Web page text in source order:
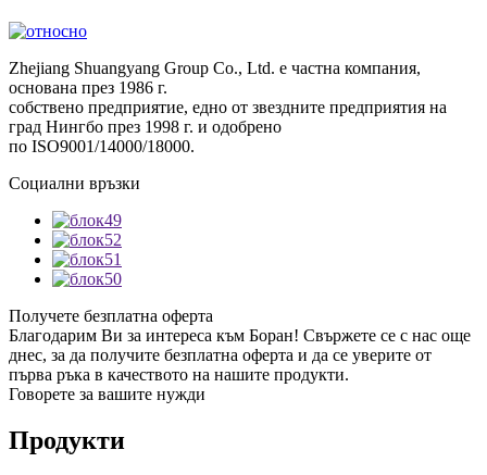
Zhejiang Shuangyang Group Co., Ltd. е частна компания,
основана през 1986 г.
собствено предприятие, едно от звездните предприятия на
град Нингбо през 1998 г. и одобрено
по ISO9001/14000/18000.
Социални връзки
Получете безплатна оферта
Благодарим Ви за интереса към Боран! Свържете се с нас още
днес, за да получите безплатна оферта и да се уверите от
първа ръка в качеството на нашите продукти.
Говорете за вашите нужди
Продукти